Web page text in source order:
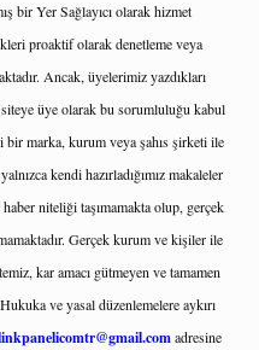
bir Yer Sağlayıcı olarak hizmet
proaktif olarak denetleme veya
Ancak, üyelerimiz yazdıkları
üye olarak bu sorumluluğu kabul
bir marka, kurum veya şahıs şirketi ile
kendi hazırladığımız makaleler
niteliği taşımamakta olup, gerçek
Gerçek kurum ve kişiler ile
kar amacı gütmeyen ve tamamen
ve yasal düzenlemelere aykırı
adresine